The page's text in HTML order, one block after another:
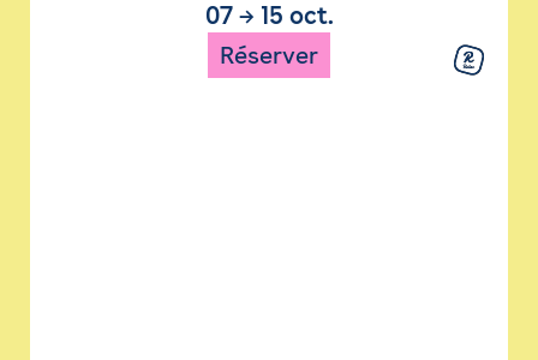
07→ 15 oct.
Réserver